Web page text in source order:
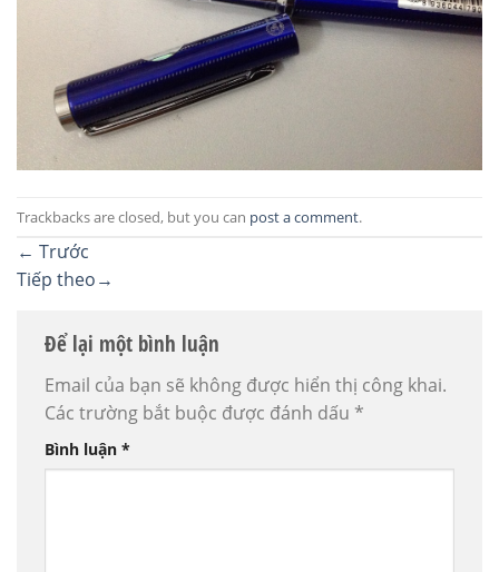
Trackbacks are closed, but you can post a comment.
← Trước
Tiếp theo→
Để lại một bình luận
Email của bạn sẽ không được hiển thị công khai.
Các trường bắt buộc được đánh dấu *
Bình luận *